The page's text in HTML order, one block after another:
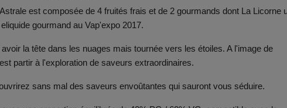
est composée de 4 fruités frais et de 2 gourmands dont La Licorne
gourmand au Vap'expo 2017.
la tête dans les nuages mais tournée vers les étoiles. A l'image de
partir à l'exploration de saveurs extraordinaires.
sans mal des saveurs envoûtantes qui sauront vous séduire.